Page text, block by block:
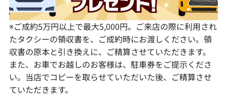
※ご成約5万円以上で最大5,000円。ご来店の際に利用され
たタクシーの領収書を、ご成約時にお渡しください。領
収書の原本と引き換えに、ご精算させていただきます。
また、お車でお越しのお客様は、駐車券をご提示くださ
い。当店でコピーを取らせていただいた後、ご精算させ
ていただきます。